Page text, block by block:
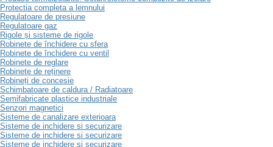
Protectia completa a lemnului
Regulatoare de presiune
Regulatoare gaz
Rigole și sisteme de rigole
Robinete de închidere cu sfera
Robinete de închidere cu ventil
Robinete de reglare
Robinete de reținere
Robineți de concesie
Schimbatoare de caldura / Radiatoare
Semifabricate plastice industriale
Senzori magnetici
Sisteme de canalizare exterioara
Sisteme de inchidere si securizare
Sisteme de inchidere si securizare
Sisteme de inchidere si securizare